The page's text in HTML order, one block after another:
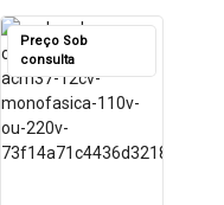
Preço Sob
consulta